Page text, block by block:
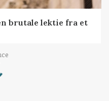
brutale lektie fra et